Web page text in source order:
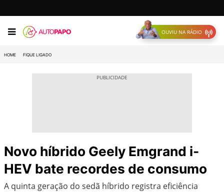
OUVIU NA RÁDIO
HOME FIQUE LIGADO
Novo híbrido Geely Emgrand i-
HEV bate recordes de consumo
A quinta geração do sedã híbrido registra eficiência